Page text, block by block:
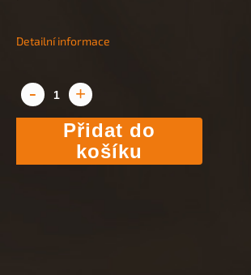
Přidat do
košíku
Detailní informace